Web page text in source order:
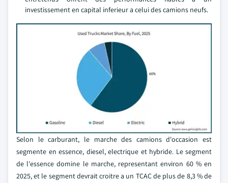
investissement en capital inferieur a celui des camions neufs.
Selon le carburant, le marche des camions d'occasion est
segmente en essence, diesel, electrique et hybride. Le segment
de l'essence domine le marche, representant environ 60 % en
2025, et le segment devrait croitre a un TCAC de plus de 8,3 % de